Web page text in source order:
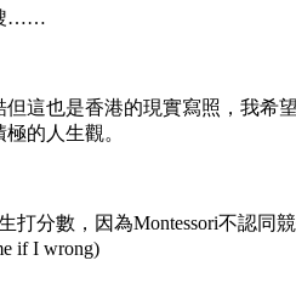
……
這也是香港的現實寫照，我希
的人生觀。
分數，因為Montessori不認同
if I wrong)